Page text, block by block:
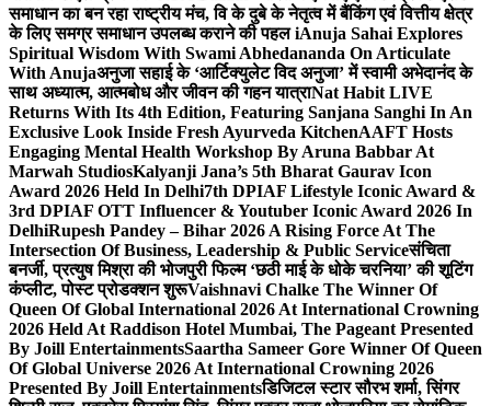
समाधान का बन रहा राष्ट्रीय मंच, वि के दुबे के नेतृत्व में बैंकिंग एवं वित्तीय क्षेत्र
के लिए समग्र समाधान उपलब्ध कराने की पहल iAnuja Sahai Explores
Spiritual Wisdom With Swami Abhedananda On Articulate
With Anujaअनुजा सहाई के ‘आर्टिक्युलेट विद अनुजा’ में स्वामी अभेदानंद के
साथ अध्यात्म, आत्मबोध और जीवन की गहन यात्राNat Habit LIVE
Returns With Its 4th Edition, Featuring Sanjana Sanghi In An
Exclusive Look Inside Fresh Ayurveda KitchenAAFT Hosts
Engaging Mental Health Workshop By Aruna Babbar At
Marwah StudiosKalyanji Jana’s 5th Bharat Gaurav Icon
Award 2026 Held In Delhi7th DPIAF Lifestyle Iconic Award &
3rd DPIAF OTT Influencer & Youtuber Iconic Award 2026 In
DelhiRupesh Pandey – Bihar 2026 A Rising Force At The
Intersection Of Business, Leadership & Public Serviceसंचिता
बनर्जी, प्रत्युष मिश्रा की भोजपुरी फिल्म ‘छठी माई के धोके चरनिया’ की शूटिंग
कंप्लीट, पोस्ट प्रोडक्शन शुरूVaishnavi Chalke The Winner Of
Queen Of Global International 2026 At International Crowning
2026 Held At Raddison Hotel Mumbai, The Pageant Presented
By Joill EntertainmentsSaartha Sameer Gore Winner Of Queen
Of Global Universe 2026 At International Crowning 2026
Presented By Joill Entertainmentsडिजिटल स्टार सौरभ शर्मा, सिंगर